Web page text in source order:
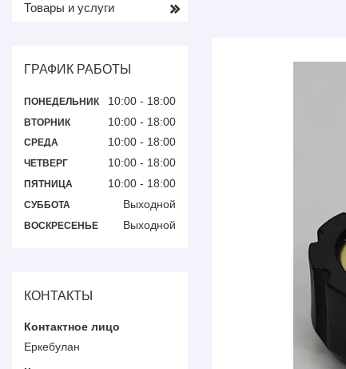
Товары и услуги
ГРАФИК РАБОТЫ
ПОНЕДЕЛЬНИК 10:00 18:00
ВТОРНИК 10:00 18:00
СРЕДА 10:00 18:00
ЧЕТВЕРГ 10:00 18:00
ПЯТНИЦА 10:00 18:00
СУББОТА Выходной
ВОСКРЕСЕНЬЕ Выходной
КОНТАКТЫ
Еркебулан